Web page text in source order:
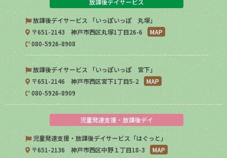
放課後デイサービス 「いっぽいっぽ 丸塚」
〒651-2143 神戸市西区丸塚1丁目26-6
MAP
080-5926-8908
放課後デイサービス 「いっぽいっぽ 宮下」
〒651-2146 神戸市西区宮下1丁目5-2
MAP
080-5926-8909
児童発達支援・放課後デイ
児童発達支援・放課後デイサービス「はぐっと」
〒651-2136 神戸市西区中野１丁目18-3
MAP